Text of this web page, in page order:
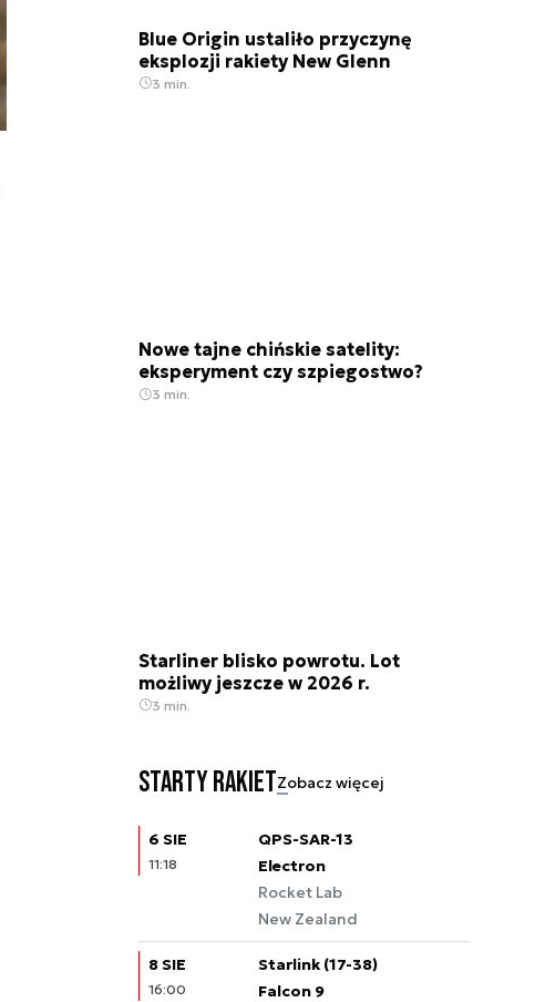
Blue Origin ustaliło przyczynę
eksplozji rakiety New Glenn
3 min.
Nowe tajne chińskie satelity:
eksperyment czy szpiegostwo?
3 min.
Starliner blisko powrotu. Lot
możliwy jeszcze w 2026 r.
3 min.
Starty rakietZobacz więcej
6 SIE
11:18
QPS-SAR-13
Electron
Rocket Lab
New Zealand
8 SIE
16:00
Starlink (17-38)
Falcon 9